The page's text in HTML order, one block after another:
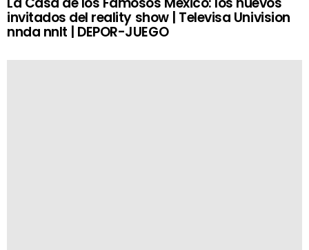
invitados del reality show | Televisa Univision
nnda nnlt | DEPOR-JUEGO